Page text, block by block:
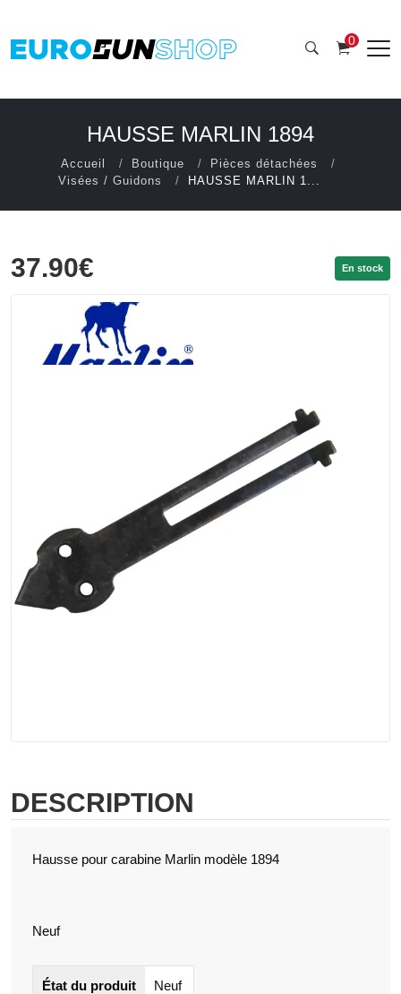
0
HAUSSE MARLIN 1894
Accueil Boutique
Pièces détachées
Visées / Guidons
HAUSSE MARLIN 1...
37.90€ En stock
DESCRIPTION
Hausse pour carabine Marlin modèle 1894
Neuf
État du produit Neuf